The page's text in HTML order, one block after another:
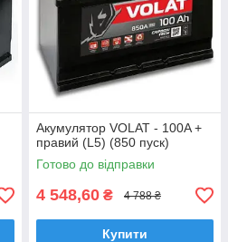
Акумулятор VOLAT - 100A +
правий (L5) (850 пуск)
Готово до відправки
4 548,60 ₴ 4 788 ₴
Купити